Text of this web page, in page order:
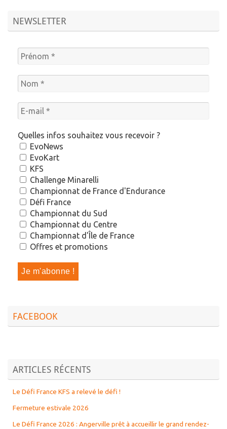
NEWSLETTER
Quelles infos souhaitez vous recevoir ?
EvoNews
EvoKart
KFS
Challenge Minarelli
Championnat de France d'Endurance
Défi France
Championnat du Sud
Championnat du Centre
Championnat d'Île de France
Offres et promotions
FACEBOOK
ARTICLES RÉCENTS
Le Défi France KFS a relevé le défi !
Fermeture estivale 2026
Le Défi France 2026 : Angerville prêt à accueillir le grand rendez-